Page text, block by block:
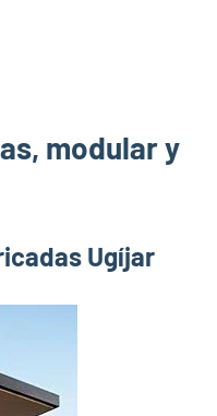
modular y
Ugíjar